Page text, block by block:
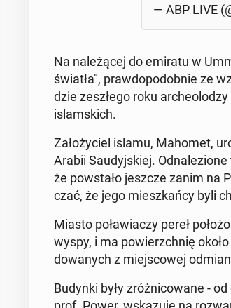
— ABP LIVE
Na na­le­żą­cej do emiratu w
światła", praw­do­po­dob­nie ze
dzie ze­szłe­go roku
islam­skich.
Za­ło­ży­ciel islamu, Mahomet,
Arabii Sau­dyj­skiej.
że po­wsta­ło jeszcze zanim na
czać, że jego miesz­kań­cy byli
Miasto po­ła­wia­czy pereł
wyspy, i ma po­wierzch­nię
do­wa­nych z miej­sco­wej
Budynki były zróż­ni­co­wa­ne -